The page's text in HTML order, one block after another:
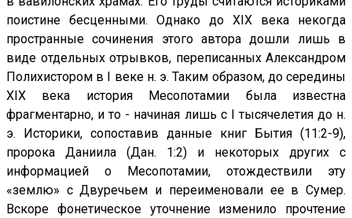
поистине бесценными. Однако до XIX века некогда
пространные сочинения этого автора дошли лишь в
виде отдельных отрывков, переписанных Александром
Полихистором в I веке н. э. Таким образом, до середины
XIX века история Месопотамии была известна
фрагментарно, и то - начиная лишь с I тысячелетия до н.
э. Историки, сопоставив данные книг Бытия (11:2-9),
пророка Даниила (Дан. 1:2) и некоторых других с
информацией о Месопотамии, отождествили эту
«землю» с Двуречьем и переименовали ее в Сумер.
Вскоре фонетическое уточнение изменило прочтение